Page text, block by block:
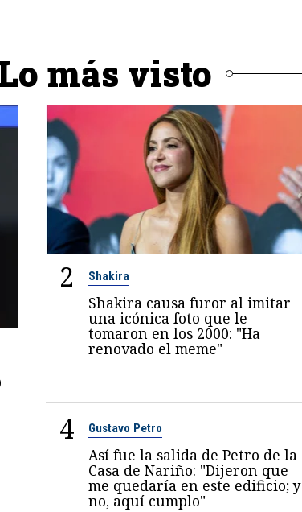
más visto
2 Shakira
Shakira causa furor al imitar
una icónica foto que le
tomaron en los 2000: "Ha
renovado el meme"
4 Gustavo Petro
Así fue la salida de Petro de la
Casa de Nariño: "Dijeron que
me quedaría en este edificio; y
no, aquí cumplo"